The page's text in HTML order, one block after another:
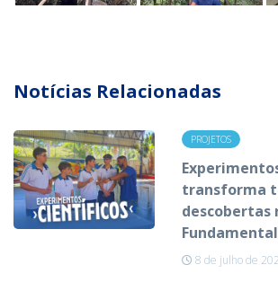
Notícias Relacionadas
PROJETOS
transforma
descobertas
Fundamental
8 de julho de